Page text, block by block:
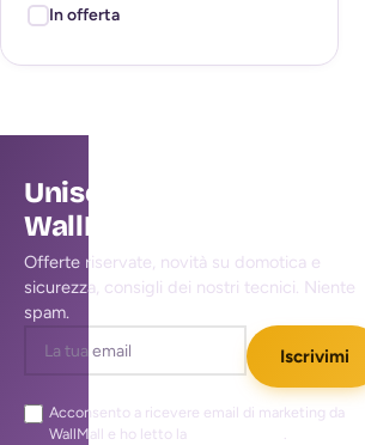
In offerta
Unisciti alla community
WallMall
Offerte riservate, novità su domotica e
sicurezza, consigli dei nostri tecnici. Niente
spam.
Iscrivimi
Acconsento a ricevere email di marketing da
WallMall e ho letto la
.